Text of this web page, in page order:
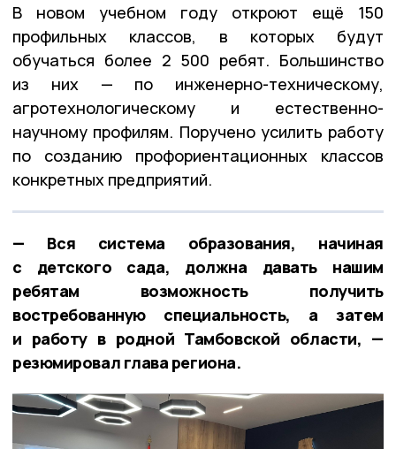
В новом учебном году откроют ещё 150
профильных классов, в которых будут
обучаться более 2 500 ребят. Большинство
из них — по инженерно-техническому,
агротехнологическому и естественно-
научному профилям. Поручено усилить работу
по созданию профориентационных классов
конкретных предприятий.
— Вся система образования, начиная
с детского сада, должна давать нашим
ребятам возможность получить
востребованную специальность, а затем
и работу в родной Тамбовской области, —
резюмировал глава региона.